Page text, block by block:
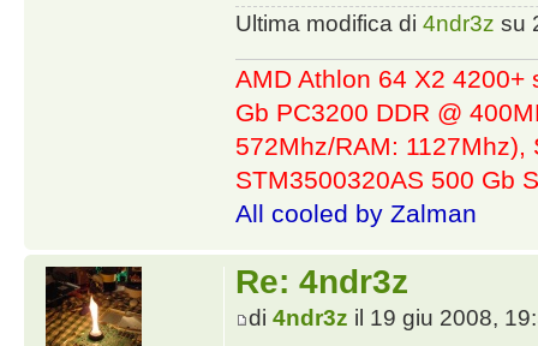
Ultima modifica di 4ndr3z su
AMD Athlon 64 X2 4200+
Gb PC3200 DDR @
572Mhz/RAM: 1127Mhz),
STM3500320AS 500 Gb
All cooled by Zalman
Re: 4ndr3z
di 4ndr3z il 19 giu 2008,